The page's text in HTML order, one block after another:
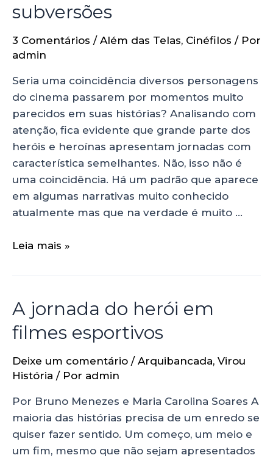
subversões
3 Comentários / Além das Telas, Cinéfilos / Por
admin
Seria uma coincidência diversos personagens
do cinema passarem por momentos muito
parecidos em suas histórias? Analisando com
atenção, fica evidente que grande parte dos
heróis e heroínas apresentam jornadas com
característica semelhantes. Não, isso não é
uma coincidência. Há um padrão que aparece
em algumas narrativas muito conhecido
atualmente mas que na verdade é muito …
Leia mais »
A jornada do herói em
filmes esportivos
Deixe um comentário / Arquibancada, Virou
História / Por admin
Por Bruno Menezes e Maria Carolina Soares A
maioria das histórias precisa de um enredo se
quiser fazer sentido. Um começo, um meio e
um fim, mesmo que não sejam apresentados